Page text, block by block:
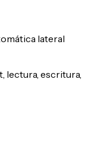
lateral
lectura, escritura,